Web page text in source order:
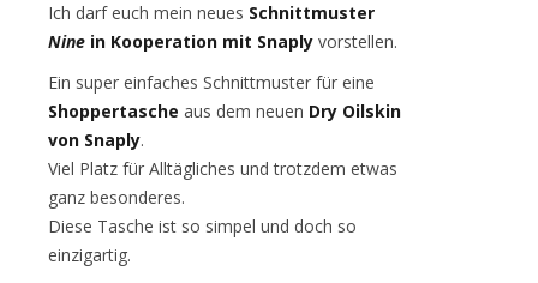
Ich darf euch mein neues Schnittmuster
Nine in Kooperation mit Snaply vorstellen.
Ein super einfaches Schnittmuster für eine
Shoppertasche aus dem neuen Dry Oilskin
von Snaply.
Viel Platz für Alltägliches und trotzdem etwas
ganz besonderes.
Diese Tasche ist so simpel und doch so
einzigartig.